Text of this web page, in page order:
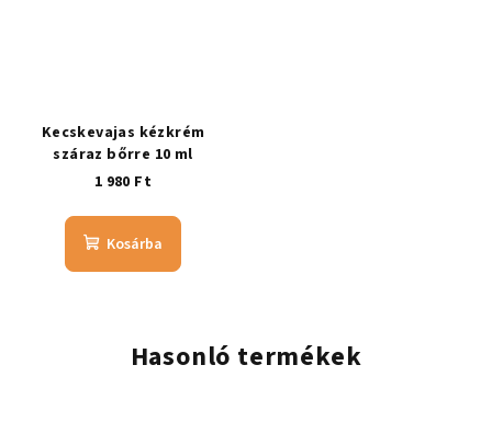
Kecskevajas kézkrém
száraz bőrre 10 ml
1 980 Ft
Kosárba
Hasonló termékek